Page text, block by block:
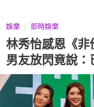
娛樂 即時娛樂
林秀怡感恩《
男友放閃竟說：